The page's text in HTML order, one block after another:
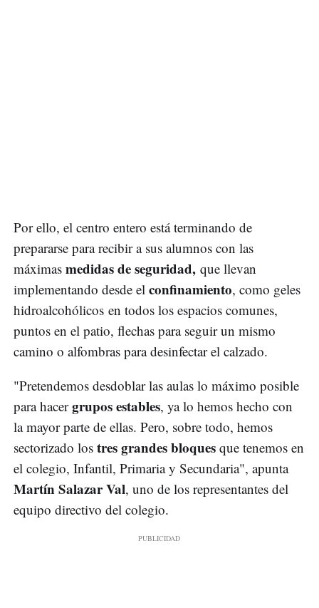
Por ello, el centro entero está terminando de
prepararse para recibir a sus alumnos con las
máximas medidas de seguridad, que llevan
implementando desde el confinamiento, como geles
hidroalcohólicos en todos los espacios comunes,
puntos en el patio, flechas para seguir un mismo
camino o alfombras para desinfectar el calzado.
"Pretendemos desdoblar las aulas lo máximo posible
para hacergrupos estables, ya lo hemos hecho con
la mayor parte de ellas. Pero, sobre todo, hemos
sectorizado los tres grandes bloques que tenemos en
el colegio, Infantil, Primaria y Secundaria", apunta
Martín Salazar Val, uno de los representantes del
equipo directivo del colegio.